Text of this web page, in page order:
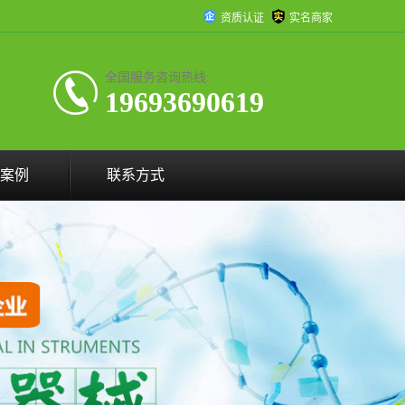
资质认证 实名商家
全国服务咨询热线:
19693690619
例 联系方式